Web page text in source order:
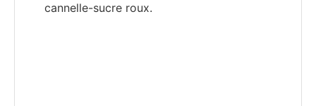
cannelle-sucre roux.